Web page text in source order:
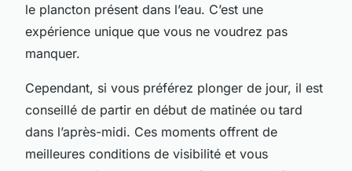
le plancton présent dans l’eau. C’est une
expérience unique que vous ne voudrez pas
manquer.
Cependant, si vous préférez plonger de jour, il est
conseillé de partir en début de matinée ou tard
dans l’après-midi. Ces moments offrent de
meilleures conditions de visibilité et vous